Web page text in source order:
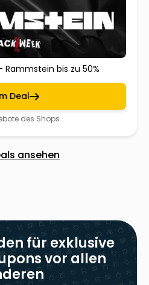
Rammstein bis zu 50%
Deal
des Shops
ansehen
für exklusive
vor allen